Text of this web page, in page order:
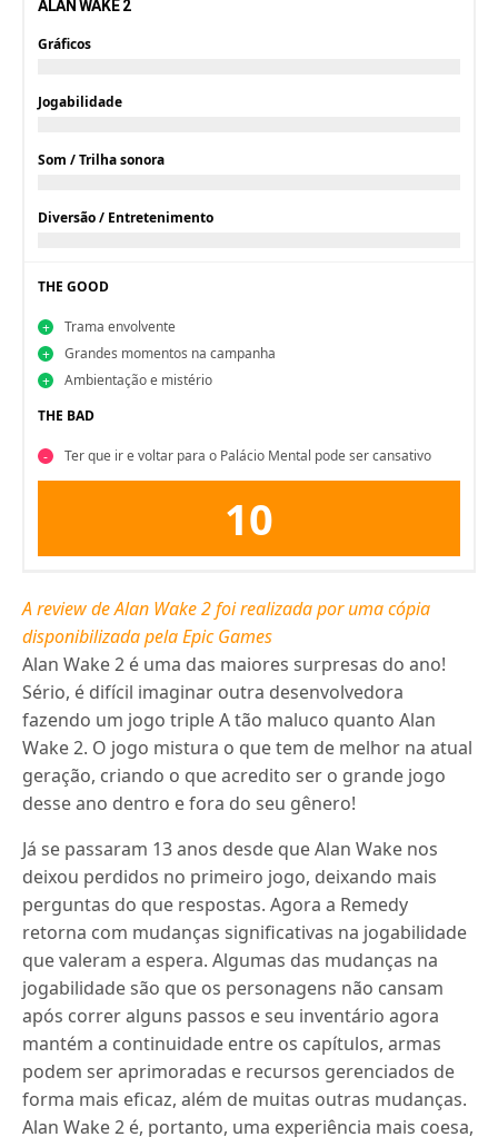
ALAN WAKE 2
Gráficos
Jogabilidade
Som / Trilha sonora
Diversão / Entretenimento
THE GOOD
Trama envolvente
Grandes momentos na campanha
Ambientação e mistério
THE BAD
Ter que ir e voltar para o Palácio Mental pode ser cansativo
10
A review de Alan Wake 2 foi realizada por uma cópia
disponibilizada pela Epic Games
Alan Wake 2 é uma das maiores surpresas do ano!
Sério, é difícil imaginar outra desenvolvedora
fazendo um jogo triple A tão maluco quanto Alan
Wake 2. O jogo mistura o que tem de melhor na atual
geração, criando o que acredito ser o grande jogo
desse ano dentro e fora do seu gênero!
Já se passaram 13 anos desde que Alan Wake nos
deixou perdidos no primeiro jogo, deixando mais
perguntas do que respostas. Agora a Remedy
retorna com mudanças significativas na jogabilidade
que valeram a espera. Algumas das mudanças na
jogabilidade são que os personagens não cansam
após correr alguns passos e seu inventário agora
mantém a continuidade entre os capítulos, armas
podem ser aprimoradas e recursos gerenciados de
forma mais eficaz, além de muitas outras mudanças.
Alan Wake 2 é, portanto, uma experiência mais coesa,